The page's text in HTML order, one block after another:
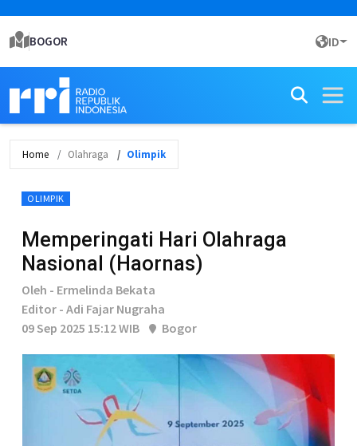
BOGOR ID
Home Olahraga Olimpik
OLIMPIK
Memperingati Hari Olahraga
Nasional (Haornas)
Oleh - Ermelinda Bekata
Editor - Adi Fajar Nugraha
09 Sep 2025 15:12 WIB
Bogor